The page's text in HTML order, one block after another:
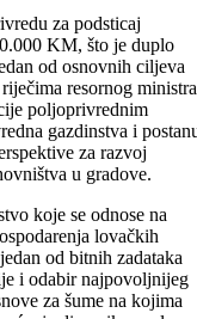
koje su
odluka o
ili sufinansiranje
objekte“.
toga uslijediće i
„Alije Izetbegovića“ i
od prioritetnih zadataka
rijeke Prače i Koline I
Hrenovici, te izrada
i kolektor u